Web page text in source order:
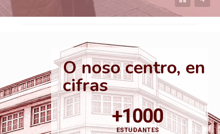
O noso centro, en
cifras
+1000
ESTUDANTES